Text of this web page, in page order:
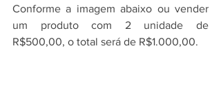
Conforme a imagem abaixo ou vender
um produto com 2 unidade de
R$500,00, o total será de R$1.000,00.